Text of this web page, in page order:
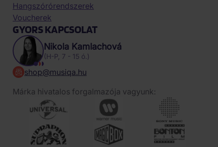
Hangszórórendszerek
Voucherek
GYORS KAPCSOLAT
Nikola Kamlachová
(H-P, 7 - 15 ó.)
shop@musiqa.hu
Márka hivatalos forgalmazója vagyunk: